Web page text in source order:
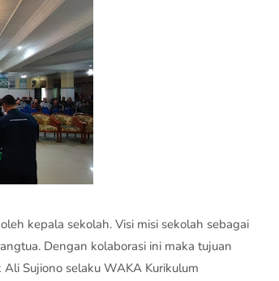
kepala sekolah. Visi misi sekolah sebagai
Dengan kolaborasi ini maka tujuan
Sujiono selaku WAKA Kurikulum